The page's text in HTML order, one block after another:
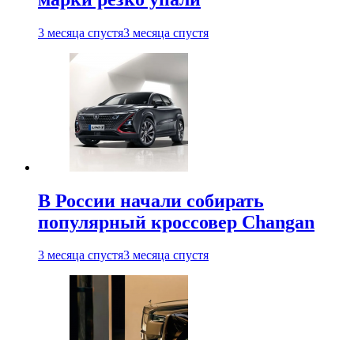
3 месяца спустя3 месяца спустя
В России начали собирать
популярный кроссовер Changan
3 месяца спустя3 месяца спустя